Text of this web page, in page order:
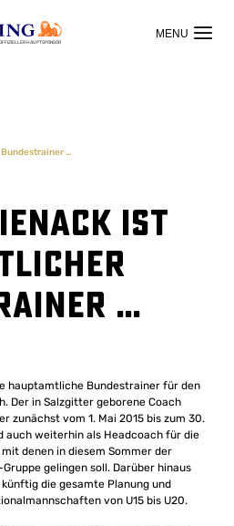
OFFIZIELLER HAUPTSPONSOR
…
ist
…
hauptamtliche Bundestrainer für den
Der in Salzgitter geborene Coach
zunächst vom 1. Mai 2015 bis zum 30.
auch weiterhin als Headcoach für die
denen in diesem Sommer der
gelingen soll. Darüber hinaus
die gesamte Planung und
von U15 bis U20.